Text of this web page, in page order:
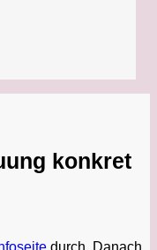
konkret
durch. Danach